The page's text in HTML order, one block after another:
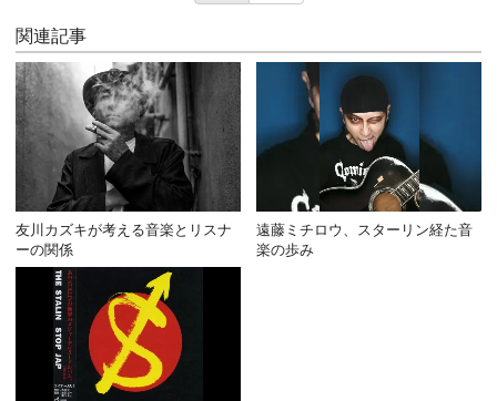
関連記事
友川カズキが考える音楽とリスナ
ーの関係
遠藤ミチロウ、スターリン経た音
楽の歩み